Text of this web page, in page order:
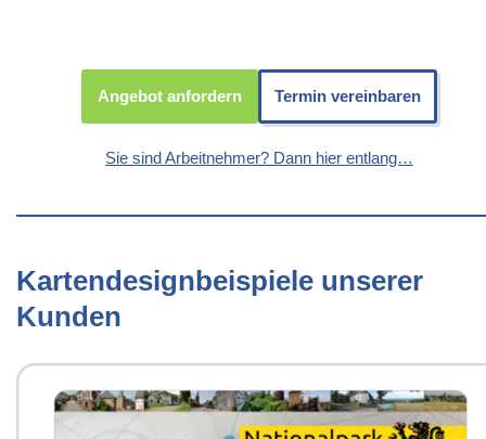
Angebot anfordern Termin vereinbaren
Sie sind Arbeitnehmer? Dann hier entlang…
Kartendesignbeispiele unserer
Kunden